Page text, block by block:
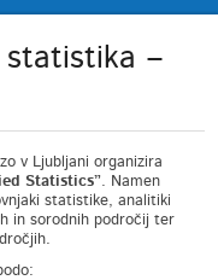
statistika –
v Ljubljani organizira
Statistics”. Namen
statistike, analitiki
in sorodnih področij ter